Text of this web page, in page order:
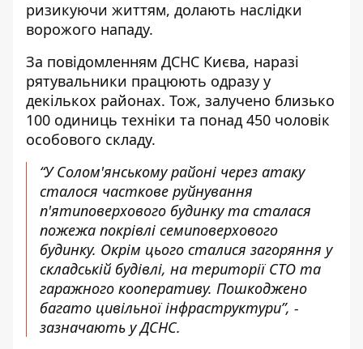
ризикуючи життям, долають наслідки
ворожого нападу.
За повідомленням ДСНС Києва, наразі
рятувальники працюють одразу у
декількох районах. Тож, залучено близько
100 одиниць техніки та понад 450 чоловік
особового складу.
“У Солом'янському районі через атаку
сталося часткове руйнування
п'ятиповерхового будинку та сталася
пожежа покрівлі семиповерхового
будинку. Окрім цього сталися загоряння у
складській будівлі, на території СТО та
гаражного кооперативу. Пошкоджено
багато цивільної інфраструктури”, -
зазначають у ДСНС.